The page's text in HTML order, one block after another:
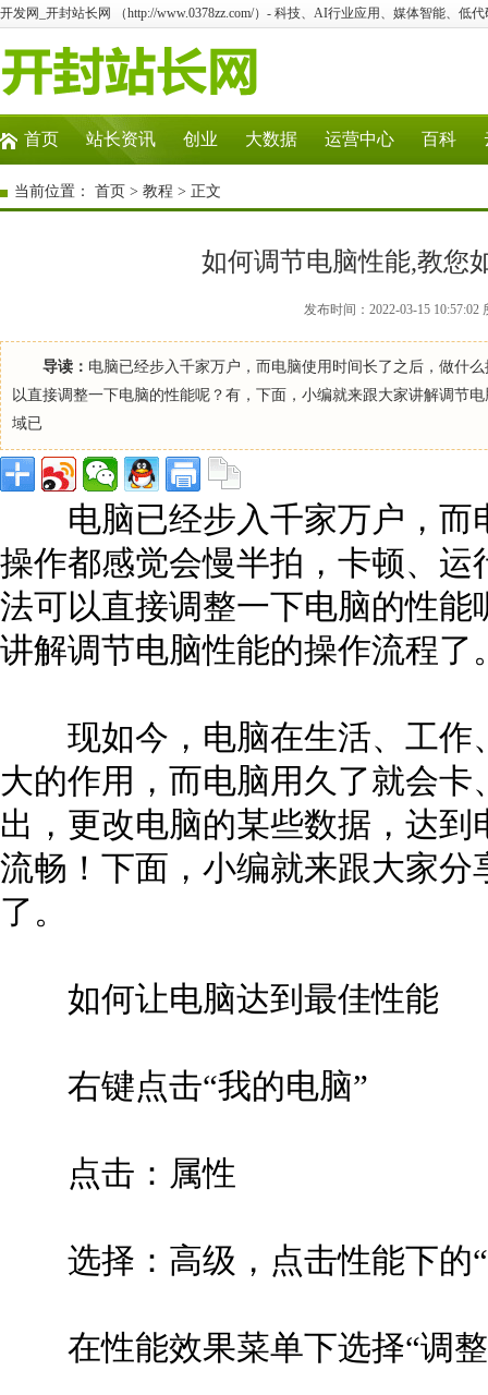
开发网_开封站长网 （http://www.0378zz.com/）- 科技、AI行业应用、媒体智能、低
首页 站长资讯 创业 大数据 运营中心 百科
当前位置： 首页 > 教程 > 正文
如何调节电脑性能,教您
发布时间：2022-03-15
导读： 电脑已经步入千家万户，而电脑使用时间长了之后，做什
以直接调整一下电脑的性能呢？有，下面，小编就来跟大家讲解调节
域已
电脑已经步入千家万户，而
操作都感觉会慢半拍，卡顿、
法可以直接调整一下电脑的性
讲解调节电脑性能的操作流程了
现如今，电脑在生活、工作
大的作用，而电脑用久了就会
出，更改电脑的某些数据，达
流畅！下面，小编就来跟大家
了。
如何让电脑达到最佳性能
右键点击“我的电脑”
点击：属性
选择：高级，点击性能下的“
在性能效果菜单下选择“调整